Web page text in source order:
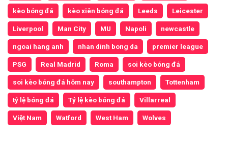
kèo bóng đá kèo xiên bóng đá Leeds Leicester
Liverpool Man City MU Napoli newcastle
ngoai hang anh nhan dinh bong da premier league
PSG Real Madrid Roma soi kèo bóng đá
soi kèo bóng đá hôm nay southampton Tottenham
tỷ lệ bóng đá Tỷ lệ kèo bóng đá Villarreal
Việt Nam Watford West Ham Wolves